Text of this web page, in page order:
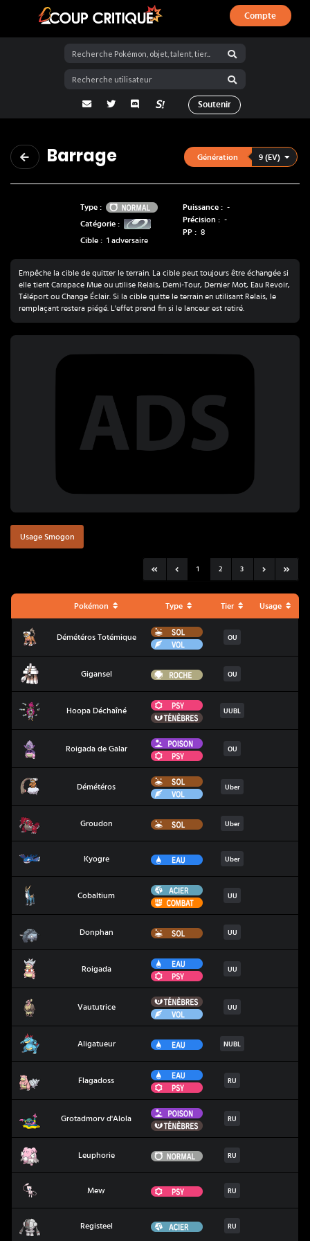
Coup Critique
Compte
adresse email
Twitter Discord La Salty Room sur Pokémon
Soutenir
Barrage Génération 9 (EV)
Type : Normal
Catégorie :
Cible : 1 adversaire
Puissance : -
Précision : -
PP : 8
Empêche la cible de quitter le terrain. La cible peut toujours être échangée si
elle tient Carapace Mue ou utilise Relais, Demi-Tour, Dernier Mot, Eau Revoir,
Téléport ou Change Éclair. Si la cible quitte le terrain en utilisant Relais, le
remplaçant restera piégé. L'effet prend fin si le lanceur est retiré.
Usage Smogon
1 2 3
Pokémon Type Tier Usage
Démétéros Totémique
Sol
Vol
OU
Gigansel Roche OU
Hoopa Déchaîné
Psy
Ténèbres
UUBL
Roigada de Galar
Poison
Psy
OU
Démétéros
Sol
Vol
Uber
Groudon Sol Uber
Kyogre Eau Uber
Cobaltium
Acier
Combat
UU
Donphan Sol UU
Roigada
Eau
Psy
UU
Vaututrice
Ténèbres
Vol
UU
Aligatueur Eau NUBL
Flagadoss
Eau
Psy
RU
Grotadmorv d'Alola
Poison
Ténèbres
RU
Leuphorie NormalRU
Mew Psy RU
Registeel Acier RU